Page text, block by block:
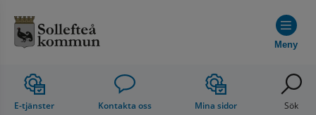
Meny
E-tjänster Kontakta oss Mina sidor Sök